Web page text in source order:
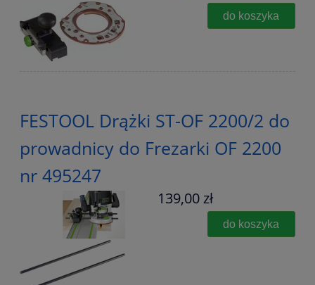
do koszyka
FESTOOL Drążki ST-OF 2200/2 do
prowadnicy do Frezarki OF 2200
nr 495247
139,00 zł
do koszyka